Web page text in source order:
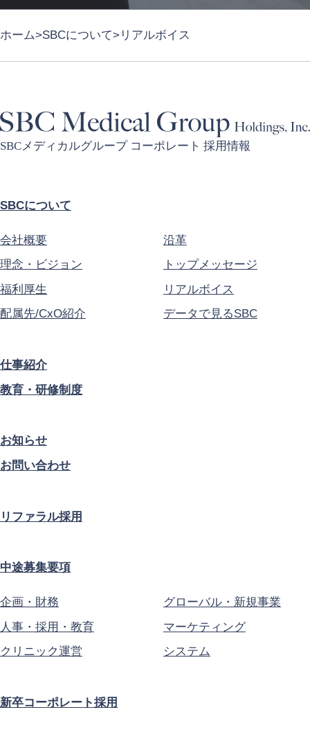
ホーム SBCについて リアルボイス
SBCメディカルグループ コーポレート 採用情報
SBCについて
会社概要
沿革
理念・ビジョン
トップメッセージ
福利厚生
リアルボイス
配属先/CxO紹介
データで見るSBC
仕事紹介
教育・研修制度
お知らせ
お問い合わせ
リファラル採用
中途募集要項
企画・財務
グローバル・新規事業
人事・採用・教育
マーケティング
クリニック運営
システム
新卒コーポレート採用